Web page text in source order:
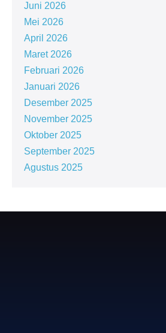
Juni 2026
Mei 2026
April 2026
Maret 2026
Februari 2026
Januari 2026
Desember 2025
November 2025
Oktober 2025
September 2025
Agustus 2025